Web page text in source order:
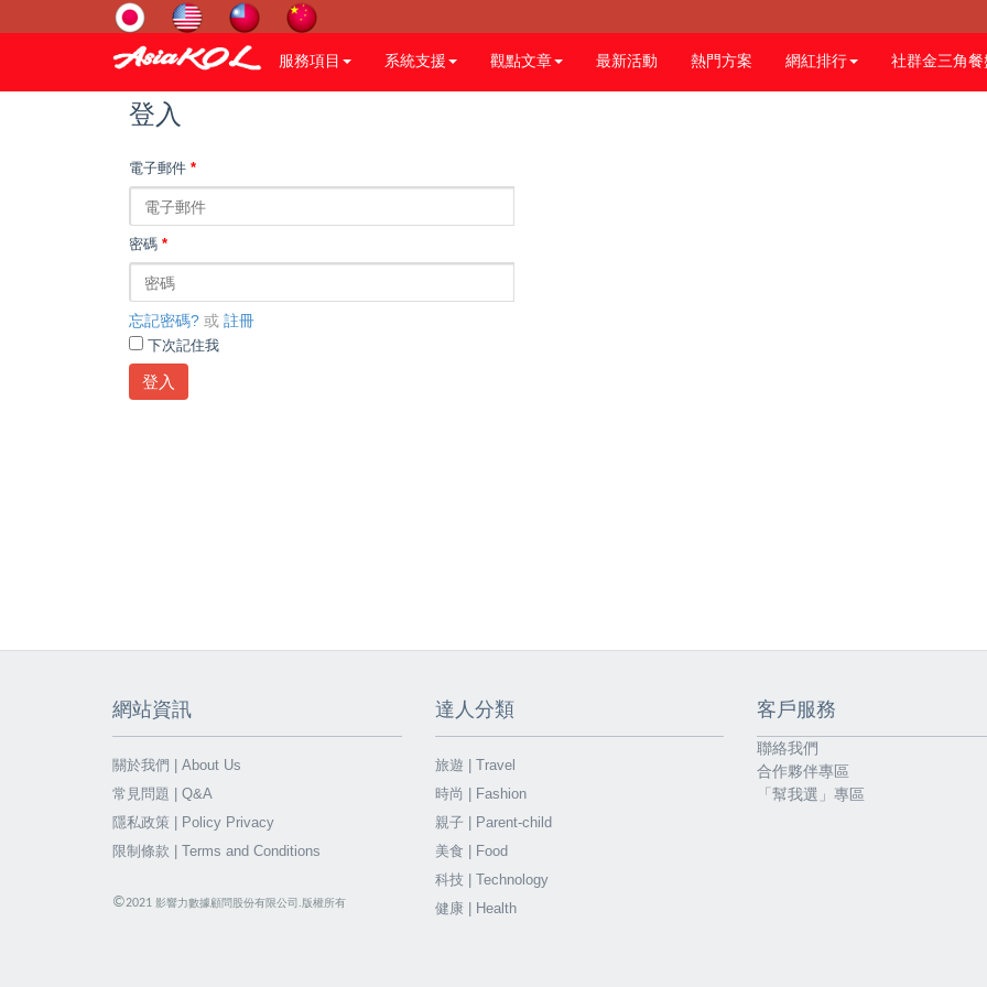
服務項目 系統支援 觀點文章 最新活動 熱門方案 網紅排行 社群金三角
登入
電子郵件 *
密碼 *
忘記密碼? 或 註冊
下次記住我
登入
網站資訊
關於我們 | About Us
常見問題 | Q&A
隱私政策 | Policy Privacy
限制條款 | Terms and Conditions
©2021 影響力數據顧問股份有限公司.版權所有
達人分類
旅遊 | Travel
時尚 | Fashion
親子 | Parent-child
美食 | Food
科技 | Technology
健康 | Health
客戶服務
聯絡我們
合作夥伴專區
「幫我選」專區